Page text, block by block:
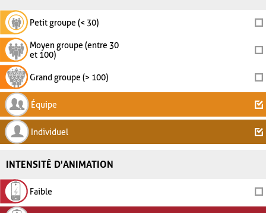
Petit groupe (< 30)
Moyen groupe (entre 30
et 100)
Grand groupe (> 100)
Équipe
Individuel
INTENSITÉ D'ANIMATION
Faible